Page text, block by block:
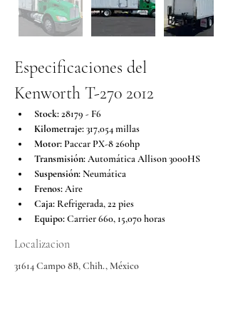
Especificaciones del
Kenworth T-270 2012
Stock: 28179 - F6
Kilometraje: 317,054 millas
Motor: Paccar PX-8 260hp
Transmisión: Automática Allison 3000HS
Suspensión: Neumática
Frenos: Aire
Caja: Refrigerada, 22 pies
Equipo: Carrier 660, 15,070 horas
Localizacion
31614 Campo 8B, Chih., México